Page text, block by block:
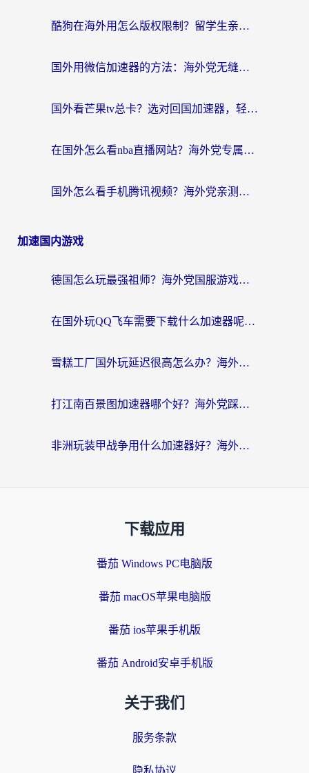
酷狗在海外用怎么版权限制？留学生亲测：3步解决听国内音乐难题
国外用微信加速器的方法：海外党无缝连接国内生活的实用指南
国外看芒果tv总卡？选对回国加速器，轻松追《浪姐》不费劲
在国外怎么看nba直播网站？海外党专属体育观赛指南，告别地区限制！
国外怎么看手机腾讯视频？海外党亲测有效的追剧加速器选择指南
加速国内游戏
德国怎么玩最强祖师？海外党国服游戏加速器选择全攻略（附宝可梦Online实测）
在国外玩QQ飞车需要下载什么加速器呢？海外党亲测有效的国服游戏加速指南
雪糕工厂国外玩延迟很高怎么办？海外玩家国服游戏加速终极攻略（附实测推荐）
打江南百景图加速器哪个好？海外党踩坑N次后，终于找到不卡的秘诀
非洲玩装甲战争用什么加速器好？海外党亲测有效的国服游戏加速方案
下载应用
番茄 Windows PC电脑版
番茄 macOS苹果电脑版
番茄 ios苹果手机版
番茄 Android安卓手机版
关于我们
服务条款
隐私协议